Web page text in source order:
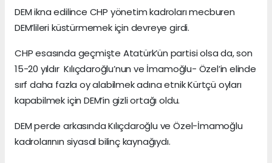
DEM ikna edilince CHP yönetim kadroları mecburen
DEM’lileri küstürmemek için devreye girdi.
CHP esasında geçmişte Atatürk’ün partisi olsa da, son
15-20 yıldır Kılıçdaroğlu’nun ve İmamoğlu- Özel’in elinde
sırf daha fazla oy alabilmek adına etnik Kürtçü oyları
kapabilmek için DEM’in gizli ortağı oldu.
DEM perde arkasında Kılıçdaroğlu ve Özel-İmamoğlu
kadrolarının siyasal bilinç kaynağıydı.